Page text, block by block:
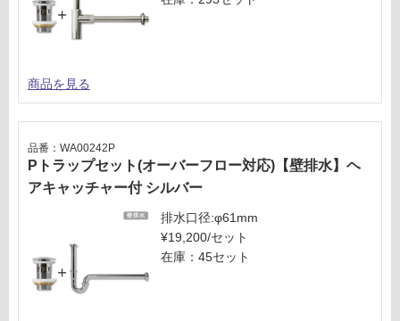
商品を見る
Pトラップセット(オーバーフロー対応)【壁排水】ヘ
アキャッチャー付 シルバー
品番：WA00242P
排水口径:φ61mm
¥19,200/セット
在庫：45セット